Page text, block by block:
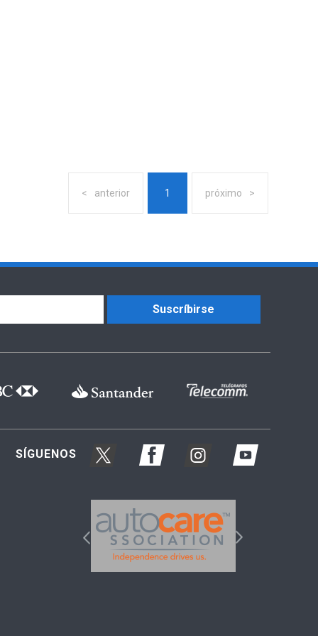
anterior 1 próximo
Suscríbirse
SÍGUENOS